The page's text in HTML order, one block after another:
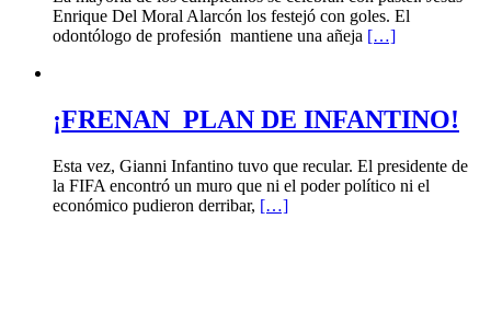
Enrique Del Moral Alarcón los festejó con goles. El
odontólogo de profesión mantiene una añeja […]
¡FRENAN PLAN DE INFANTINO!
Esta vez, Gianni Infantino tuvo que recular. El presidente de
la FIFA encontró un muro que ni el poder político ni el
económico pudieron derribar, […]